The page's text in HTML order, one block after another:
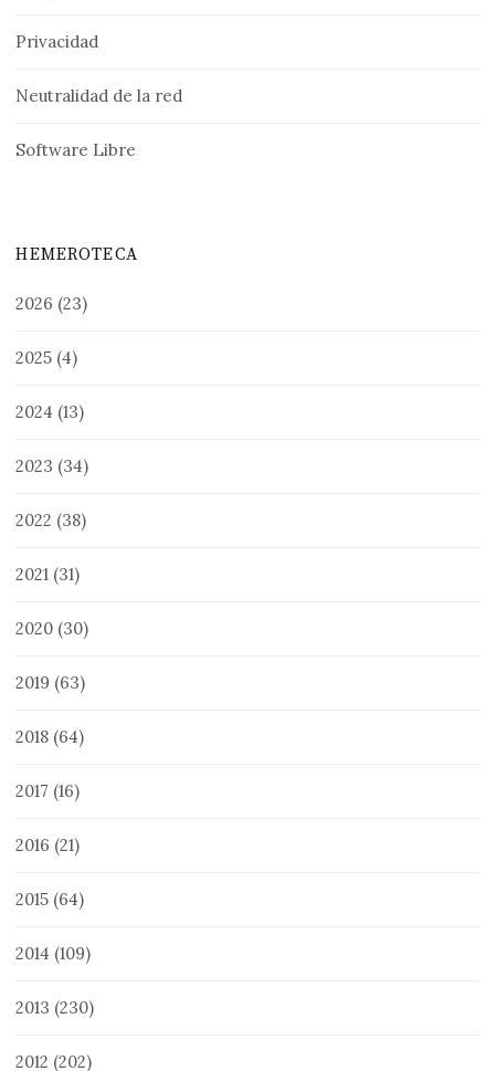
Privacidad
Neutralidad de la red
Software Libre
HEMEROTECA
2026 (23)
2025 (4)
2024 (13)
2023 (34)
2022 (38)
2021 (31)
2020 (30)
2019 (63)
2018 (64)
2017 (16)
2016 (21)
2015 (64)
2014 (109)
2013 (230)
2012 (202)